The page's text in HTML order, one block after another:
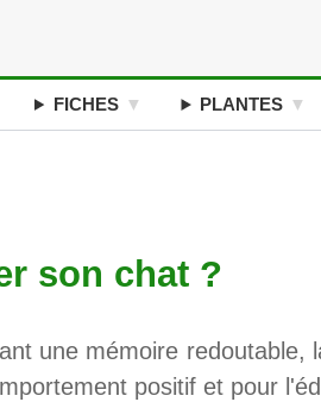
FICHES PLANTES
son chat ?
une mémoire redoutable,
positif et pour